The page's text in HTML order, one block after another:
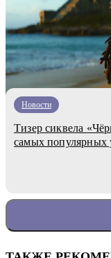
Новости
Тизер сиквела
самых популярных